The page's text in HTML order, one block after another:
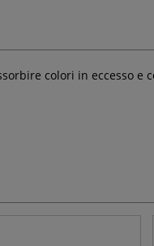
colori in eccesso e